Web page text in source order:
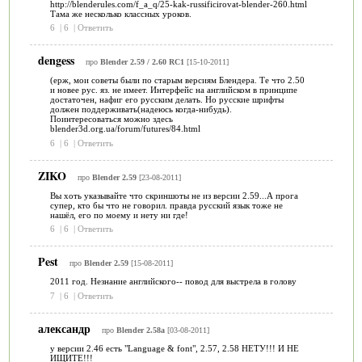
http://blenderules.com/f_a_q/25-kak-russificirovat-blender-260.html
Тама же несколько классных уроков.
6
| 6 | Ответить
dengess про Blender 2.59 / 2.60 RC1 [15-10-2011]
(ерж, мои советы были по старым версиям Блендера. Те что 2.50
и новее рус. яз. не имеет. Интерфейс на английском в принципе
достаточен, нафиг его русским делать. Но русские шрифты
должен поддерживать(надеюсь когда-нибудь).
Поинтересоваться можно здесь
blender3d.org.ua/forum/futures/84.html
6
| 6 | Ответить
ZIKO про Blender 2.59[23-08-2011]
Вы хоть указывайте что скриншоты не из версии 2.59...А прога
супер, кто бы что не говорил. правда русский язык тоже не
нашёл, его по моему и нету ни где!
6
| 6 | Ответить
Pest про Blender 2.59[15-08-2011]
2011 год. Незнание английского-- повод для выстрела в голову
7
| 6 | Ответить
александр про Blender 2.58a[03-08-2011]
у версии 2.46 есть "Language & font", 2.57, 2.58 НЕТУ!!! И НЕ
ИЩИТЕ!!!